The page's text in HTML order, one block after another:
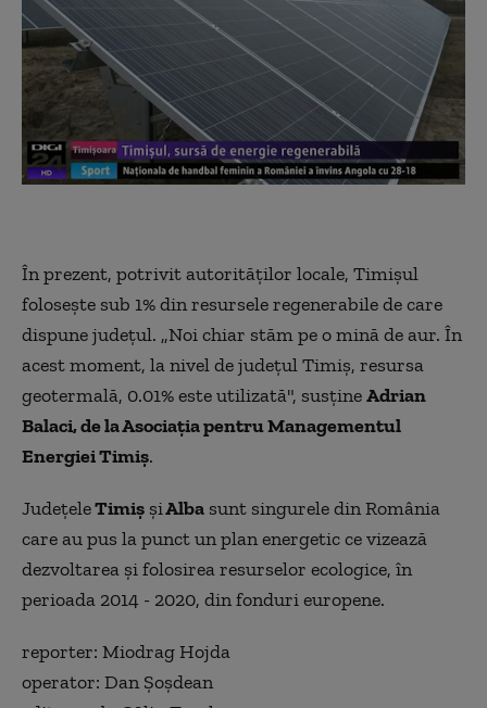
În prezent, potrivit autorităţilor locale, Timişul
foloseşte sub 1% din resursele regenerabile de care
dispune judeţul. „Noi chiar stăm pe o mină de aur. În
acest moment, la nivel de judeţul Timiş, resursa
geotermală, 0.01% este utilizată", susțineAdrian
Balaci, de la Asociaţia pentru Managementul
Energiei Timiş.
JudeţeleTimiş şiAlba sunt singurele din România
care au pus la punct un plan energetic ce vizează
dezvoltarea şi folosirea resurselor ecologice, în
perioada 2014 - 2020, din fonduri europene.
reporter: Miodrag Hojda
operator: Dan Şoşdean